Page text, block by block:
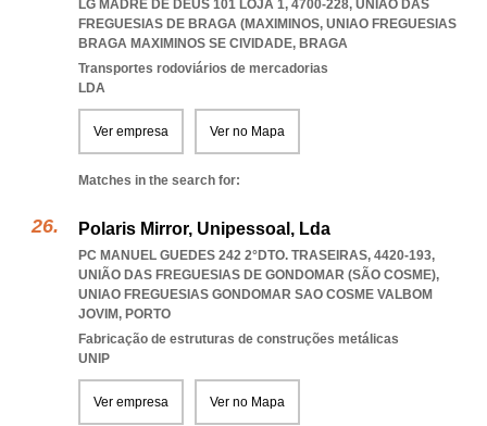
LG MADRE DE DEUS 101 LOJA 1, 4700-228, UNIÃO DAS
FREGUESIAS DE BRAGA (MAXIMINOS, UNIAO FREGUESIAS
BRAGA MAXIMINOS SE CIVIDADE, BRAGA
Transportes rodoviários de mercadorias
LDA
Ver empresa Ver no Mapa
Matches in the search for:
Polaris Mirror, Unipessoal, Lda
PC MANUEL GUEDES 242 2°DTO. TRASEIRAS, 4420-193,
UNIÃO DAS FREGUESIAS DE GONDOMAR (SÃO COSME),
UNIAO FREGUESIAS GONDOMAR SAO COSME VALBOM
JOVIM, PORTO
Fabricação de estruturas de construções metálicas
UNIP
Ver empresa Ver no Mapa